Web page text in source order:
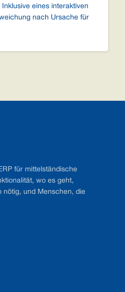
eines interaktiven
nach Ursache für
für mittelständische
wo es geht,
nötig, und Menschen, die